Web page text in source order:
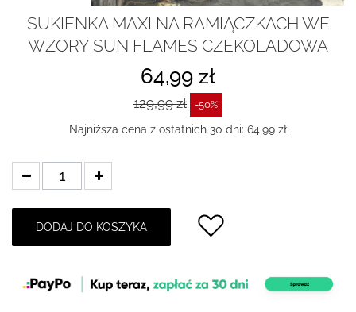
SUKIENKA MAXI NA RAMIĄCZKACH WE
WZORY SUN FLAMES CZEKOLADOWA
64,99 zł
129,99 zł -50%
Najniższa cena z ostatnich 30 dni: 64,99 zł
DODAJ DO KOSZYKA